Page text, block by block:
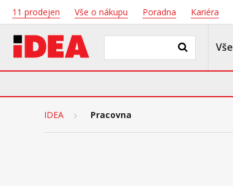
11 prodejen Vše o nákupu Poradna Kariéra
Vše
IDEA Pracovna